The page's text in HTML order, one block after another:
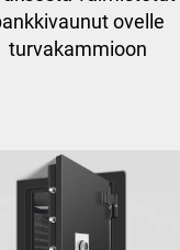
ovelle
turvakammioon